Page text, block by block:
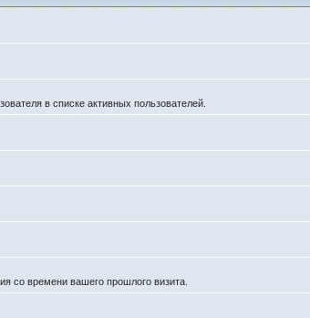
в списке активных пользователей.
со времени вашего прошлого визита.